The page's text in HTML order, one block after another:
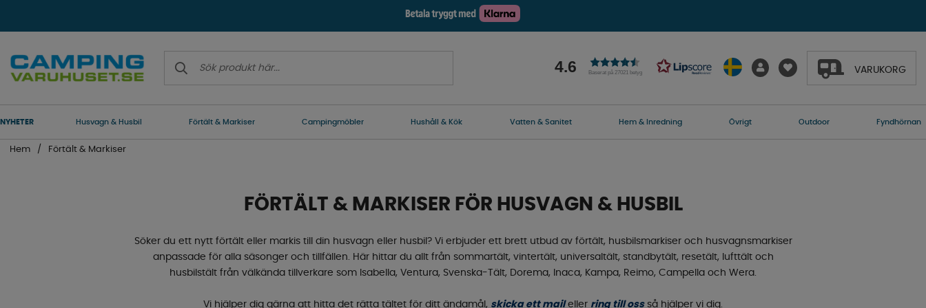
4.6 Baserat på 27021 betyg VARUKORG
NYHETER Husvagn & Husbil Förtält & Markiser Campingmöbler Hushåll & Kök Vatten & Sanitet Hem & Inredning Övrigt Outdoor Fyndhörnan
Hem Förtält & Markiser
FÖRTÄLT & MARKISER FÖR HUSVAGN & HUSBIL
Söker du ett nytt förtält eller markis till din husvagn eller husbil? Vi erbjuder ett brett utbud av förtält, husbilsmarkiser och husvagnsmarkiser
anpassade för alla säsonger och tillfällen. Här hittar du allt från sommartält, vintertält, universaltält, standbytält, resetält, lufttält och
husbilstält från välkända tillverkare som Isabella, Ventura, Svenska-Tält, Dorema, Inaca, Kampa, Reimo, Campella och Wera.
Vi hjälper dig gärna att hitta det rätta tältet för ditt ändamål, skicka ett maileller ring till ossså hjälper vi dig.